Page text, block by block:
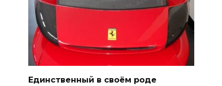
Единственный в своём роде